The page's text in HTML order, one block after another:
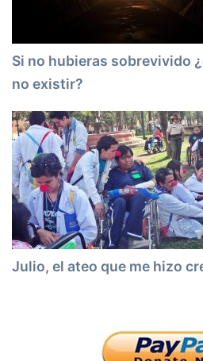
Si no hubieras sobrevivido
no existir?
Julio, el ateo que me hizo